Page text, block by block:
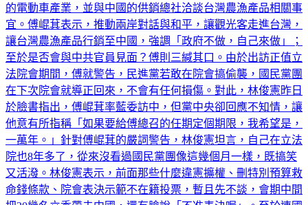
的電動車產業，並與中國的供銷總社洽談台灣農漁產品相關事
宜。傅崐萁表示，推動兩岸對話與和平，讓觀光客走進台灣，
讓台灣農漁產品行銷至中國，強調「政府不做，自己來做」；
至於是否會與中共官員見面？傅則三緘其口。由於出訪正值立
法院會期間，傅就警告，民進黨若敢在院會搞偷襲，國民黨團
在下次院會就導正回來，不會有任何損傷。對此，林俊憲昨日
於臉書指出，傅崐萁率藍委訪中，但黨中央卻回應不知情，讓
他意有所指稱「如果要給傅總召的任期定個期限，我希望是，
一萬年。」針對傅崐萁的嚴詞警告，林俊憲坦言，自己在立法
院也8年多了，從來沒看過國民黨團像這幾個月一樣，既搞笑
又活潑。林俊憲表示，前面那些什麼違憲擴權、刪特別預算救
命錢條款、院會表決示範不在籍投票，暫且先不談，會期中間